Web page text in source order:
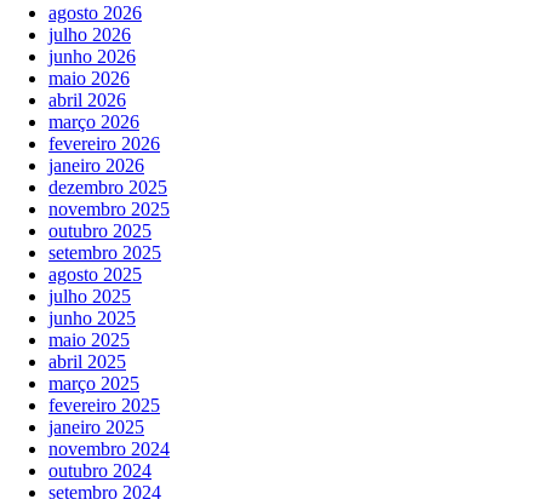
agosto 2026
julho 2026
junho 2026
maio 2026
abril 2026
março 2026
fevereiro 2026
janeiro 2026
dezembro 2025
novembro 2025
outubro 2025
setembro 2025
agosto 2025
julho 2025
junho 2025
maio 2025
abril 2025
março 2025
fevereiro 2025
janeiro 2025
novembro 2024
outubro 2024
setembro 2024